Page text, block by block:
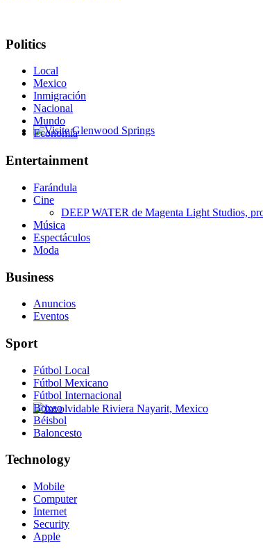
Involvidable Riviera Nayarit, Mexico
Politics
Local
Mexico
Inmigración
Nacional
Mundo
Economía
Entertainment
Farándula
Cine
DEEP WATER de Magenta Light Studios,
Música
Espectáculos
Moda
Business
Anuncios
Eventos
Sport
Fútbol Local
Fútbol Mexicano
Fútbol Internacional
Boxeo
Béisbol
Baloncesto
Technology
Mobile
Computer
Internet
Security
Apple